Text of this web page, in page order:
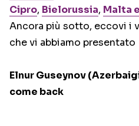
Cipro, Bielorussia, Malta
Ancora più sotto, eccovi i
che vi abbiamo presentato
Elnur Guseynov
come back